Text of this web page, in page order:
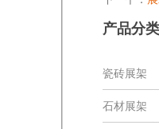
产品分类
瓷砖展架
石材展架